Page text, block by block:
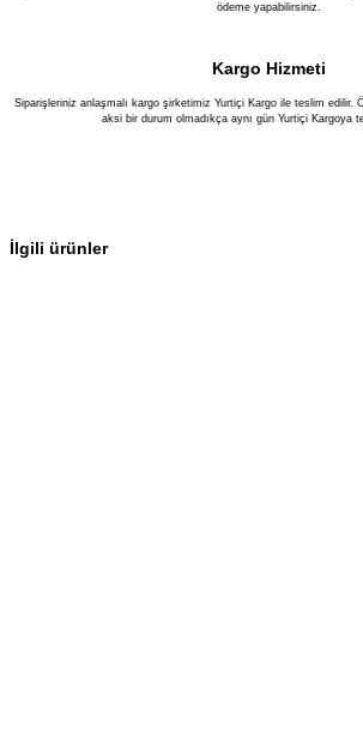
ödeme yapabilirsiniz.
Kargo Hizmeti
Siparişleriniz anlaşmalı kargo şirketimiz Yurtiçi Kargo ile teslim edilir.
aksi bir durum olmadıkça aynı gün Yurtiçi Kargoya
İlgili ürünler